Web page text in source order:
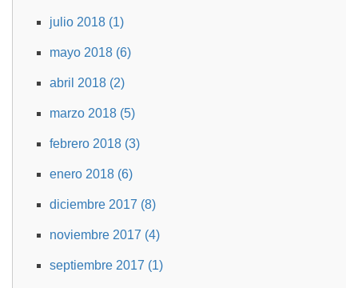
julio 2018 (1)
mayo 2018 (6)
abril 2018 (2)
marzo 2018 (5)
febrero 2018 (3)
enero 2018 (6)
diciembre 2017 (8)
noviembre 2017 (4)
septiembre 2017 (1)